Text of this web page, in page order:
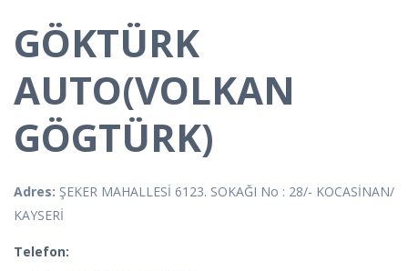
GÖKTÜRK
AUTO(VOLKAN
GÖGTÜRK)
Adres: ŞEKER MAHALLESİ 6123. SOKAĞI No : 28/- KOCASİNAN/
KAYSERİ
Telefon: